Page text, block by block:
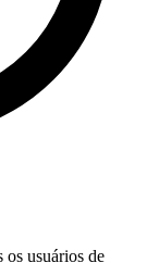
os usuários de